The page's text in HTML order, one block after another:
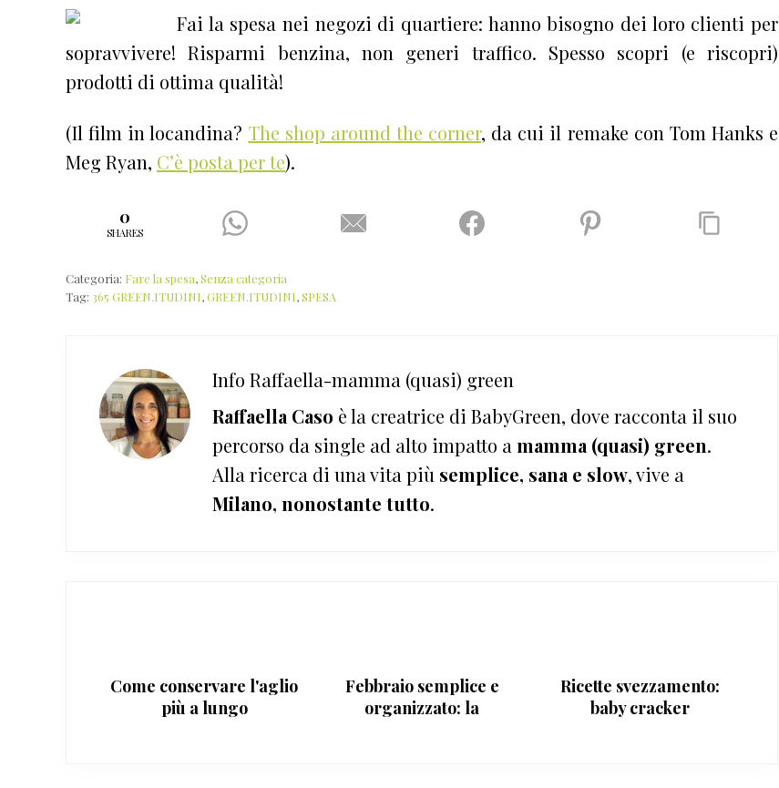
Fai la spesa nei negozi di quartiere: hanno bisogno dei loro clienti per
sopravvivere! Risparmi benzina, non generi traffico. Spesso scopri (e riscopri)
prodotti di ottima qualità!
(Il film in locandina? The shop around the corner, da cui il remake con Tom Hanks e
Meg Ryan, C’è posta per te).
0
SHARES
Categoria: Fare la spesa,Senza categoria
Tag: 365 GREEN.ITUDINI,GREEN.ITUDINI,SPESA
Info Raffaella-mamma (quasi) green
Raffaella Caso è la creatrice di BabyGreen, dove racconta il suo
percorso da single ad alto impatto a mamma (quasi) green.
Alla ricerca di una vita più semplice, sana e slow, vive a
Milano, nonostante tutto.
Come conservare l'aglio
più a lungo
Febbraio semplice e
organizzato: la
Ricette svezzamento:
baby cracker